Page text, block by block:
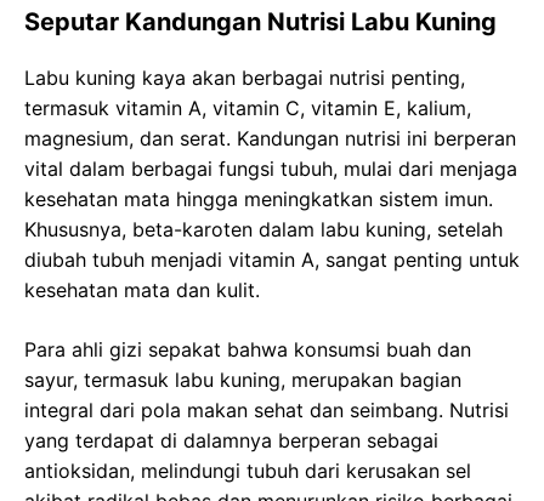
Seputar Kandungan Nutrisi Labu Kuning
Labu kuning kaya akan berbagai nutrisi penting,
termasuk vitamin A, vitamin C, vitamin E, kalium,
magnesium, dan serat. Kandungan nutrisi ini berperan
vital dalam berbagai fungsi tubuh, mulai dari menjaga
kesehatan mata hingga meningkatkan sistem imun.
Khususnya, beta-karoten dalam labu kuning, setelah
diubah tubuh menjadi vitamin A, sangat penting untuk
kesehatan mata dan kulit.
Para ahli gizi sepakat bahwa konsumsi buah dan
sayur, termasuk labu kuning, merupakan bagian
integral dari pola makan sehat dan seimbang. Nutrisi
yang terdapat di dalamnya berperan sebagai
antioksidan, melindungi tubuh dari kerusakan sel